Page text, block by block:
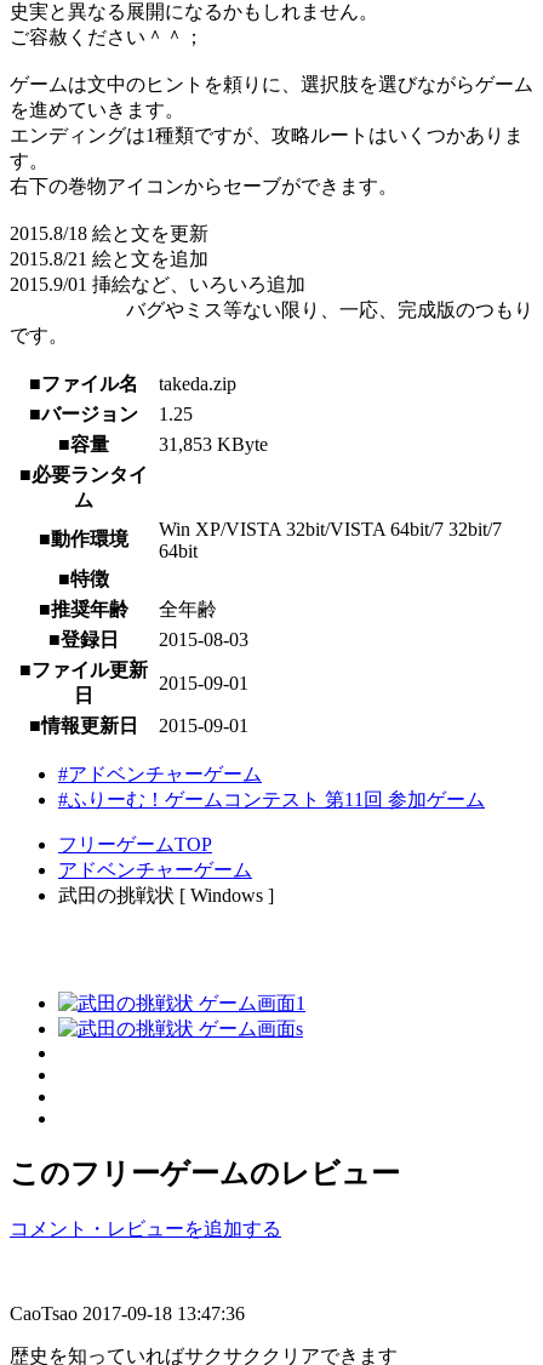
史実と異なる展開になるかもしれません。
ご容赦ください＾＾；
ゲームは文中のヒントを頼りに、選択肢を選びながらゲーム
を進めていきます。
エンディングは1種類ですが、攻略ルートはいくつかありま
す。
右下の巻物アイコンからセーブができます。
2015.8/18 絵と文を更新
2015.8/21 絵と文を追加
2015.9/01 挿絵など、いろいろ追加
バグやミス等ない限り、一応、完成版のつもり
です。
■ファイル名
takeda.zip
■バージョン
1.25
■容量
31,853 KByte
■必要ランタイ
ム
■動作環境
Win XP/VISTA 32bit/VISTA 64bit/7 32bit/7
64bit
■特徴
■推奨年齢
全年齢
■登録日
2015-08-03
■ファイル更新
日
2015-09-01
■情報更新日 2015-09-01
#アドベンチャーゲーム
#ふりーむ！ゲームコンテスト 第11回 参加ゲーム
フリーゲームTOP
アドベンチャーゲーム
武田の挑戦状 [ Windows ]
このフリーゲームのレビュー
コメント・レビューを追加する
CaoTsao 2017-09-18 13:47:36
歴史を知っていればサクサククリアできます